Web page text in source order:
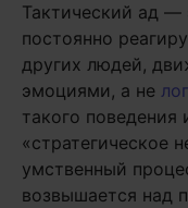
Тактический ад
постоянно
других людей,
эмоциями, а не
такого поведения
«стратегическое
умственный
возвышается над